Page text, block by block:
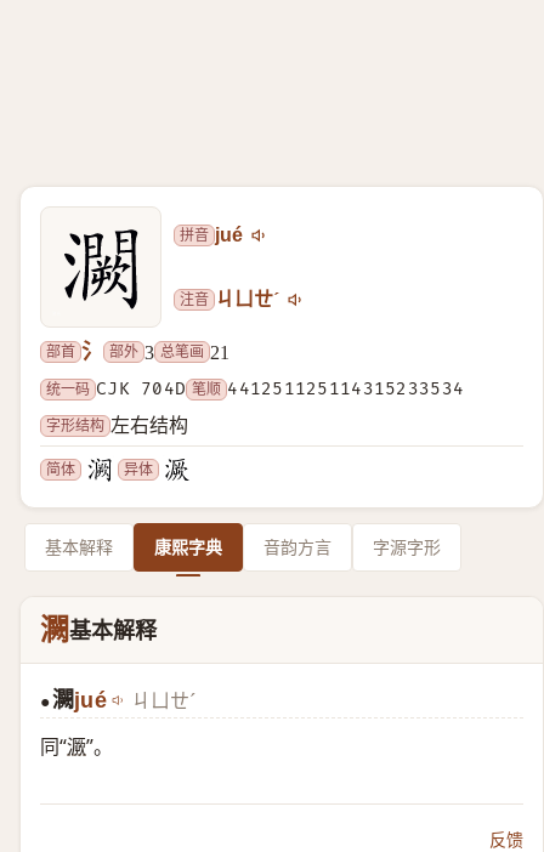
拼音 jué
注音 ㄐㄩㄝˊ
部首 氵 部外 3 总笔画 21
统一码 CJK 704D 笔顺 441251125114315233534
字形结构 左右结构
简体 异体
基本解释 康熙字典 音韵方言 字源字形
灍基本解释
●灍jué ㄐㄩㄝˊ
同“㵐”。
反馈